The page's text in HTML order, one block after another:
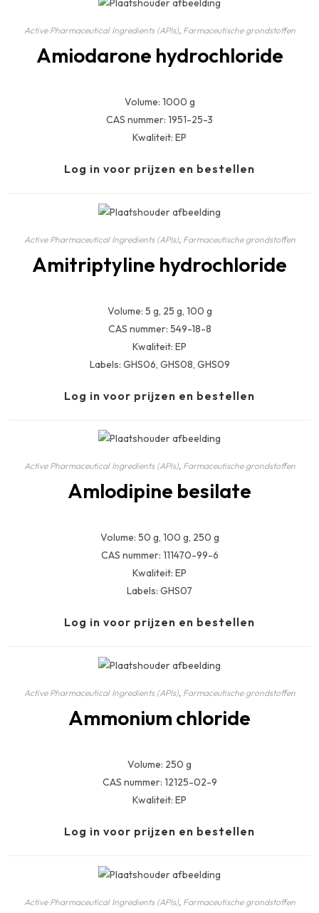
Active Pharmaceutical Ingredients (APIs), Farmaceutische grondstoffen
Amiodarone hydrochloride
Volume: 1000 g
CAS nummer: 1951-25-3
Kwaliteit: EP
Log in voor prijzen en bestellen
Active Pharmaceutical Ingredients (APIs), Farmaceutische grondstoffen
Amitriptyline hydrochloride
Volume: 5 g, 25 g, 100 g
CAS nummer: 549-18-8
Kwaliteit: EP
Labels: GHS06, GHS08, GHS09
Log in voor prijzen en bestellen
Active Pharmaceutical Ingredients (APIs), Farmaceutische grondstoffen
Amlodipine besilate
Volume: 50 g, 100 g, 250 g
CAS nummer: 111470-99-6
Kwaliteit: EP
Labels: GHS07
Log in voor prijzen en bestellen
Active Pharmaceutical Ingredients (APIs), Farmaceutische grondstoffen
Ammonium chloride
Volume: 250 g
CAS nummer: 12125-02-9
Kwaliteit: EP
Log in voor prijzen en bestellen
Active Pharmaceutical Ingredients (APIs), Farmaceutische grondstoffen